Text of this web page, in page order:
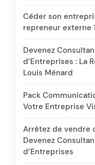
Céder son
repreneur externe
Devenez
d’Entreprises : La
Louis Ménard
Pack
Votre Entreprise
Arrêtez de vendre
Devenez
d’Entreprises